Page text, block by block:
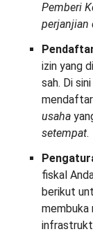
Pemberi
perjanjian
izin yang
sah. Di
usaha
setempat.
fiskal
berikut
membuka